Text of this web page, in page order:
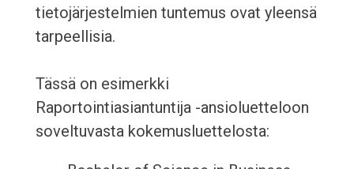
tietojärjestelmien tuntemus ovat yleensä
tarpeellisia.
Tässä on esimerkki
Raportointiasiantuntija -ansioluetteloon
soveltuvasta kokemusluettelosta: